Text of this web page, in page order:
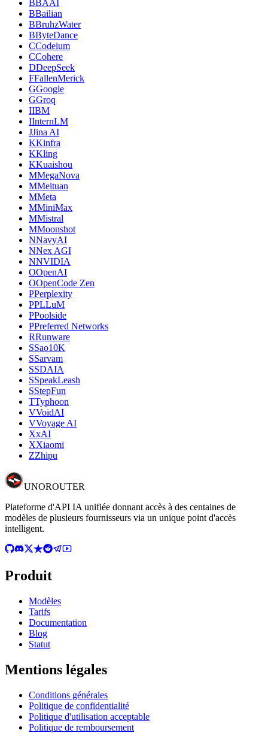
B BAAI
BBailian
BBruhzWater
BByteDance
CCodeium
CCohere
DDeepSeek
FFallenMerick
GGoogle
GGroq
IIBM
IInternLM
JJina AI
KKinfra
KKling
KKuaishou
MMegaNova
MMeituan
MMeta
MMiniMax
MMistral
MMoonshot
NNavyAI
NNex AGI
NNVIDIA
OOpenAI
OOpenCode Zen
PPerplexity
PPLLuM
PPoolside
PPreferred Networks
RRunware
SSao10K
SSarvam
SSDAIA
SSpeakLeash
SStepFun
TTyphoon
VVoidAI
VVoyage AI
XxAI
XXiaomi
ZZhipu
UNOROUTER
Plateforme d'API IA unifiée donnant accès à des centaines de
modèles de plusieurs fournisseurs via un unique point d'accès
intelligent.
Produit
Modèles
Tarifs
Documentation
Blog
Statut
Mentions légales
Conditions générales
Politique de confidentialité
Politique d'utilisation acceptable
Politique de remboursement